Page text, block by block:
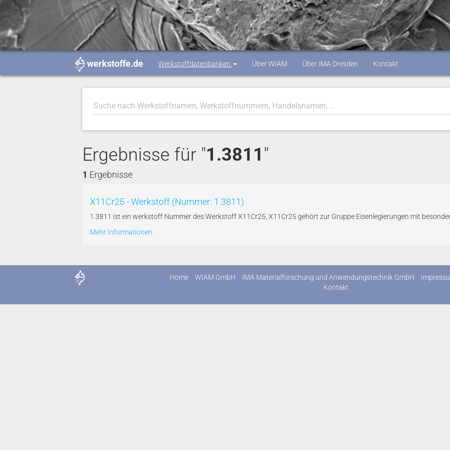
werkstoffe.de Werkstoffdatenbanken Über WIAM Über IMA Dresden Kontakt
Ergebnisse für "1.3811 "
1 Ergebnisse
X11Cr25 - Werkstoff (Nummer: 1.3811)
1.3811 ist ein werkstoff Nummer des Werkstoff X11Cr25, X11Cr25 gehört zur Gruppe Eisenlegierungen mit
Mehr Informationen
Home WIAM GmbH IMA Materialforschung und Anwendungstechnik GmbH
Kontakt